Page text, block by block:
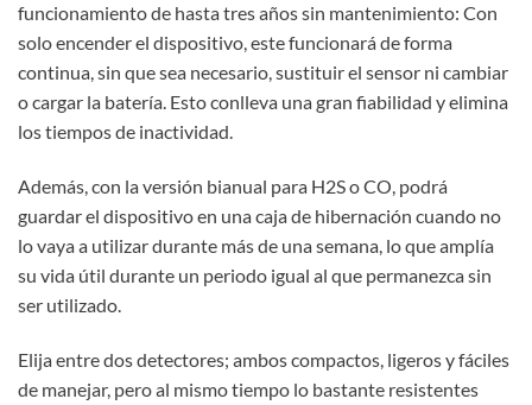
funcionamiento de hasta tres años sin mantenimiento: Con
solo encender el dispositivo, este funcionará de forma
continua, sin que sea necesario, sustituir el sensor ni cambiar
o cargar la batería. Esto conlleva una gran fiabilidad y elimina
los tiempos de inactividad.
Además, con la versión bianual para H2S o CO, podrá
guardar el dispositivo en una caja de hibernación cuando no
lo vaya a utilizar durante más de una semana, lo que amplía
su vida útil durante un periodo igual al que permanezca sin
ser utilizado.
Elija entre dos detectores; ambos compactos, ligeros y fáciles
de manejar, pero al mismo tiempo lo bastante resistentes